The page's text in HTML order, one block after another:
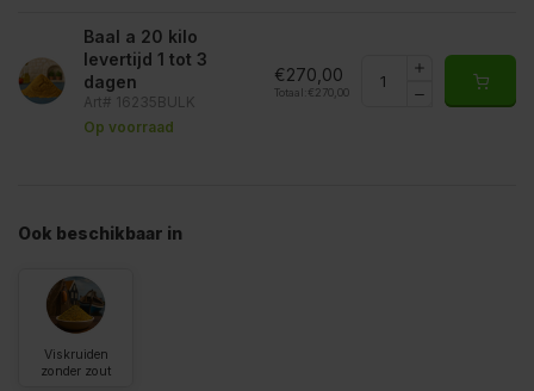
Baal a 20 kilo
levertijd 1 tot 3
dagen
Art# 16235BULK
Op voorraad
€270,00
Totaal: €270,00
Ook beschikbaar in
Viskruiden
zonder zout